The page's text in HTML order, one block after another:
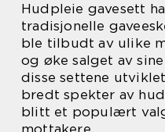
Hudpleie gavesett
tradisjonelle
ble tilbudt av ulike
og øke salget av
disse settene
bredt spekter av
blitt et populært